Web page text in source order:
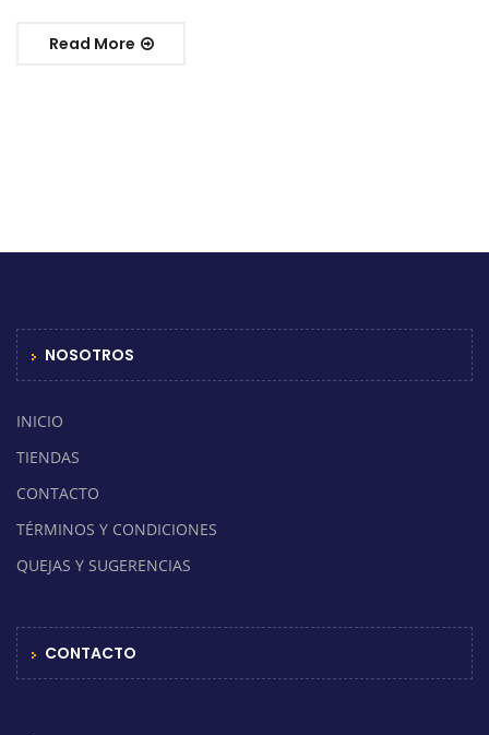
Read More
NOSOTROS
INICIO
TIENDAS
CONTACTO
TÉRMINOS Y CONDICIONES
QUEJAS Y SUGERENCIAS
CONTACTO